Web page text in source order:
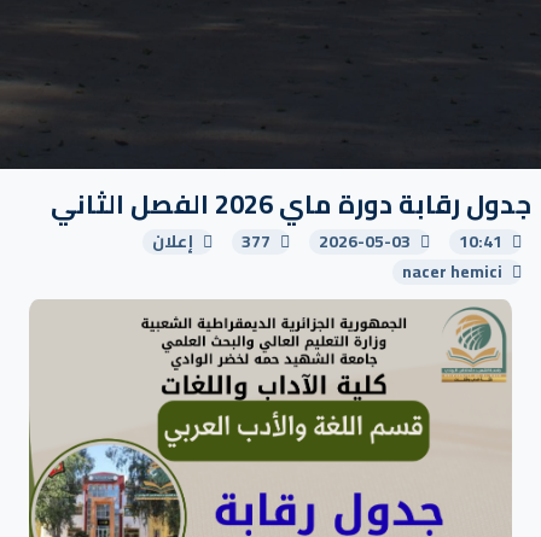
جدول رقابة دورة ماي 2026 الفصل الثاني
10:41
2026-05-03
377
إعلان
nacer hemici